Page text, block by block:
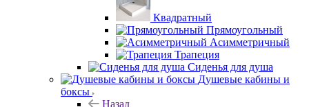
Квадратный
Прямоугольный
Асимметричный
Трапеция
Сиденья для душа
Душевые кабины и
боксы
Назад